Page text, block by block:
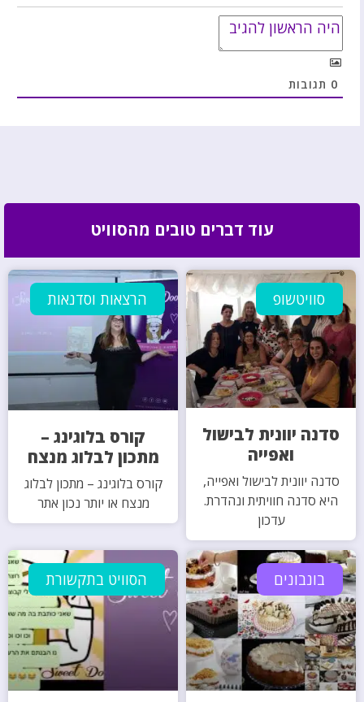
0 תגובות
עוד דברים טובים מהסוויט
סוויטשופ
סדנה יוונית לבישול
ואפייה
סדנה יוונית לבישול ואפייה,
היא סדנה חוויתית ונהדרת.
עדכון
הרצאות וסדנאות
קורס בלוגינג –
מתכון לבלוג מנצח
קורס בלוגינג – מתכון לבלוג
מנצח או יותר נכון אתר
בונבונים הסוויט בתקשורת